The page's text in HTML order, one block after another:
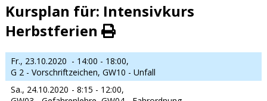
Kursplan für: Intensivkurs
Herbstferien
Fr., 23.10.2020 - 14:00 - 18:00,
G 2 - Vorschriftzeichen, GW10 - Unfall
Sa., 24.10.2020 - 8:15 - 12:00,